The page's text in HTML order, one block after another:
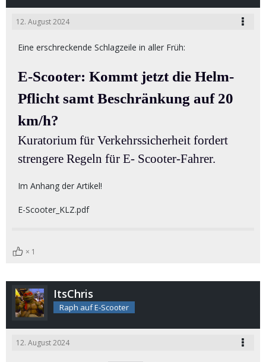
12. August 2024
Eine erschreckende Schlagzeile in aller Früh:
E-Scooter: Kommt jetzt die Helm-
Pflicht samt Beschränkung auf 20
km/h?
Kuratorium für Verkehrssicherheit fordert
strengere Regeln für E- Scooter-Fahrer.
Im Anhang der Artikel!
E-Scooter_KLZ.pdf
1
ItsChris
Raph auf E-Scooter
12. August 2024